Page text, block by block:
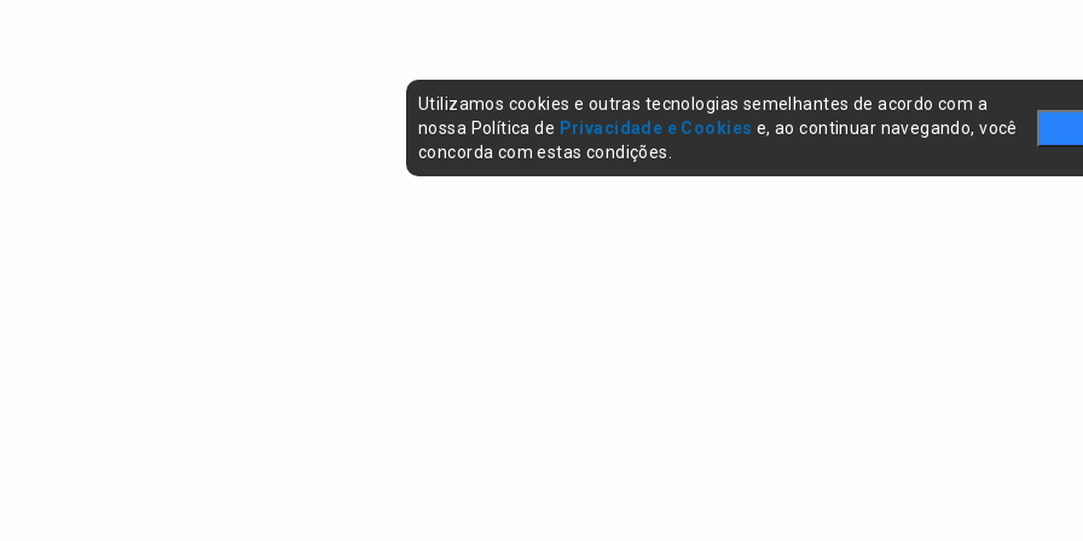
Utilizamos cookies e outras tecnologias semelhantes de acordo com a
nossa Política de Privacidade e Cookies e, ao continuar navegando, você
concorda com estas condições.